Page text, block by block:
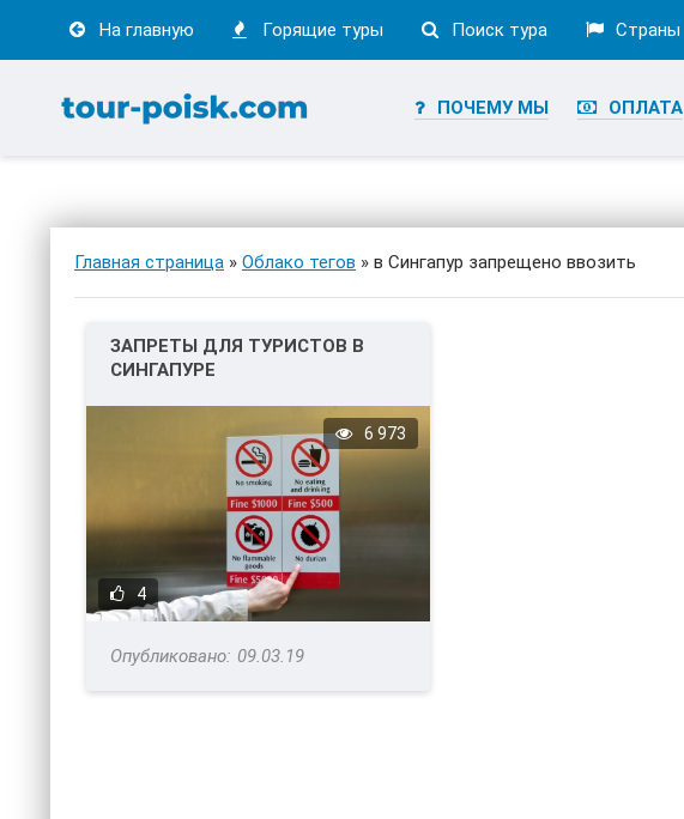
На главную Горящие туры Поиск тура Страны
ПОЧЕМУ МЫ ОПЛАТА
Главная страница » Облако тегов » в Сингапур запрещено ввозить
ЗАПРЕТЫ ДЛЯ ТУРИСТОВ В
СИНГАПУРЕ
4
6 973
09.03.19